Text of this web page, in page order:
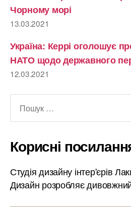
Чорному морі
13.03.2021
Україна: Керрі оголошує
НАТО щодо державного
12.03.2021
Корисні
Студія дизайну інтер'єрів
Дизайн розробляє